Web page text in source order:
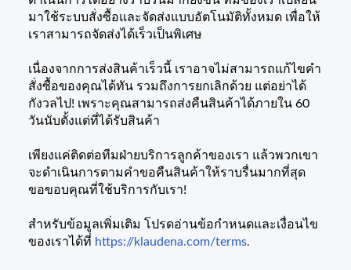
มาใช้ระบบสั่งซื้อและจัดส่งแบบอัตโนมัติทั้งหมด เพื่อให้
เราสามารถจัดส่งได้เร็วเป็นพิเศษ
เนื่องจากการส่งสินค้าเร็วนี้ เราอาจไม่สามารถแก้ไขคำ
สั่งซื้อของคุณได้ทัน รวมถึงการยกเลิกด้วย แต่อย่าได้
กังวลไป! เพราะคุณสามารถส่งคืนสินค้าได้ภายใน 60
วันนับตั้งแต่ที่ได้รับสินค้า
เพียงแค่ติดต่อทีมฝ่ายบริการลูกค้าของเรา แล้วพวกเขา
จะดำเนินการตามคำขอคืนสินค้าให้ราบรื่นมากที่สุด
ขอขอบคุณที่ใช้บริการกับเรา!
สำหรับข้อมูลเพิ่มเติม โปรดอ่านข้อกำหนดและเงื่อนไข
ของเราได้ที่ https://klaudena.com/terms.